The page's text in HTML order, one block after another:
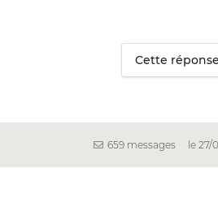
Cette
659 messages le 27/